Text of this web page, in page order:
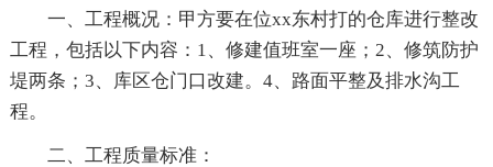
一、工程概况：甲方要在位xx东村打的仓库进行整改
工程，包括以下内容：1、修建值班室一座；2、修筑防护
堤两条；3、库区仓门口改建。4、路面平整及排水沟工
程。
二、工程质量标准：